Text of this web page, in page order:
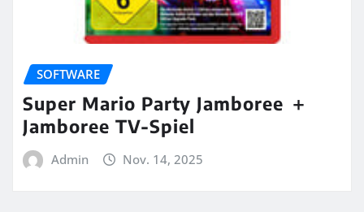
SOFTWARE
Super Mario Party Jamboree ＋
Jamboree TV-Spiel
Admin Nov. 14, 2025